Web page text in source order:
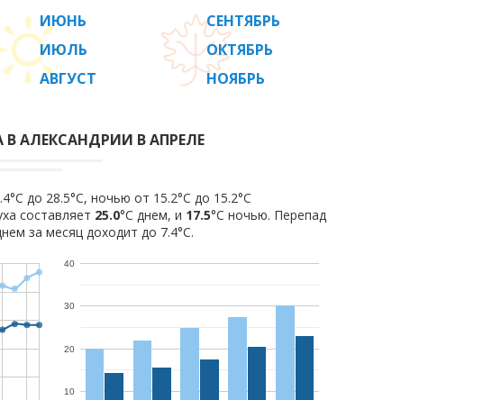
ИЮНЬ
ИЮЛЬ
АВГУСТ
СЕНТЯБРЬ
ОКТЯБРЬ
НОЯБРЬ
АЛЕКСАНДРИИ В АПРЕЛЕ
до 28.5°C, ночью от 15.2°C до 15.2°C
составляет 25.0°C днем, и 17.5°C ночью. Перепад
за месяц доходит до 7.4°С.
10
20
30
40